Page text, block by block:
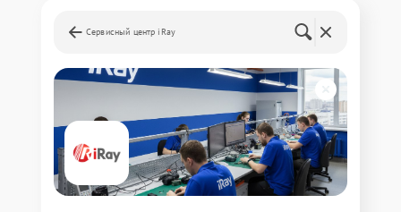
Сервисный центр iRay